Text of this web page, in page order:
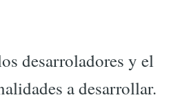
desarroladores y el
a desarrollar.